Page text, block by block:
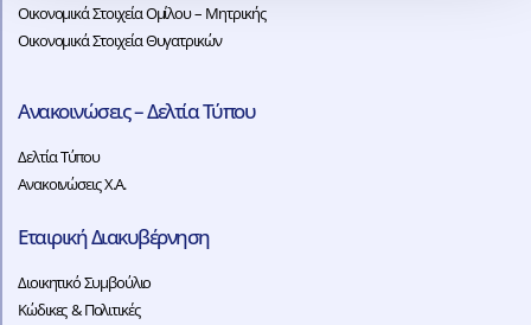
Οικονομικά Στοιχεία Ομίλου – Μητρικής
Οικονομικά Στοιχεία Θυγατρικών
Ανακοινώσεις – Δελτία Τύπου
Δελτία Τύπου
Ανακοινώσεις Χ.Α.
Εταιρική Διακυβέρνηση
Διοικητικό Συμβούλιο
Κώδικες & Πολιτικές